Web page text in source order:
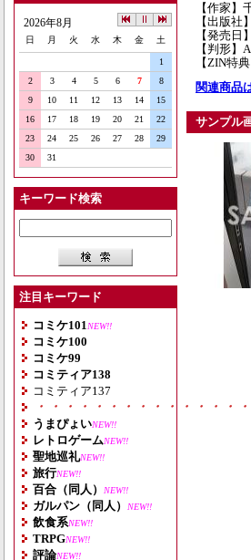
2026年8月
日 月 火 水 木 金 土
1
2
3 4 5 6 7
8
9
10 11 12 13 14
15
16
17 18 19 20 21
22
23
24 25 26 27 28
29
30
31
キーワード検索
注目キーワード
コミケ101 NEW!!
コミケ100
コミケ99
コミティア138
コミティア137
・・・・・・・・・・・・・・
うまぴょいNEW!!
レトロゲームNEW!!
聖地巡礼NEW!!
旅行NEW!!
百合（同人） NEW!!
ガルパン（同人） NEW!!
飲食系NEW!!
TRPGNEW!!
評論NEW!!
【作家】
【出版社
【発売日
【判形】
【ZIN特
関連商品
サンプル